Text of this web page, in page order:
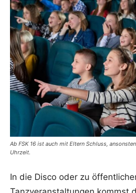
Ab FSK 16 ist auch mit Eltern Schluss,
Uhrzeit.
In die Disco oder zu